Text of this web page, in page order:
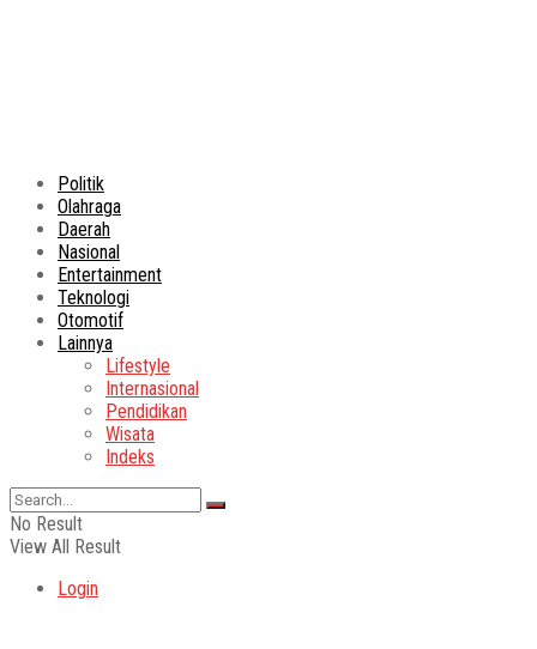
Politik
Olahraga
Daerah
Nasional
Entertainment
Teknologi
Otomotif
Lainnya
Lifestyle
Internasional
Pendidikan
Wisata
Indeks
No Result
View All Result
Login